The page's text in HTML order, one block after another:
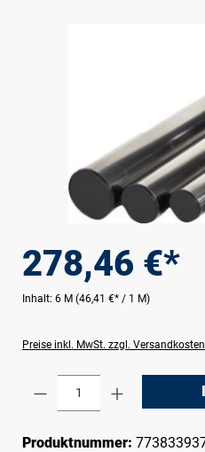
278,46 €*
Inhalt: 6 M (46,41 €* / 1 M)
Preise inkl. MwSt. zzgl. Versandkosten
Produkt Anzahl:
Produktnummer: